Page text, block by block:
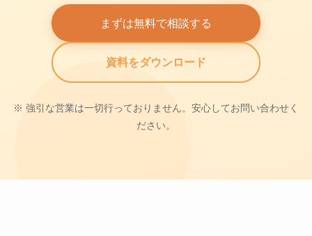
まずは無料で相談する
資料をダウンロード
※ 強引な営業は一切行っておりません。安心してお問い合わせく
ださい。